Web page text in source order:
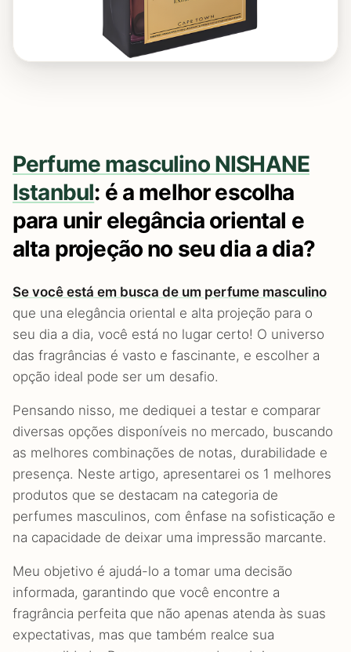
Perfume masculino NISHANE
Istanbul: é a melhor escolha
para unir elegância oriental e
alta projeção no seu dia a dia?
Se você está em busca de um perfume masculino
que una elegância oriental e alta projeção para o
seu dia a dia, você está no lugar certo! O universo
das fragrâncias é vasto e fascinante, e escolher a
opção ideal pode ser um desafio.
Pensando nisso, me dediquei a testar e comparar
diversas opções disponíveis no mercado, buscando
as melhores combinações de notas, durabilidade e
presença. Neste artigo, apresentarei os 1 melhores
produtos que se destacam na categoria de
perfumes masculinos, com ênfase na sofisticação e
na capacidade de deixar uma impressão marcante.
Meu objetivo é ajudá-lo a tomar uma decisão
informada, garantindo que você encontre a
fragrância perfeita que não apenas atenda às suas
expectativas, mas que também realce sua